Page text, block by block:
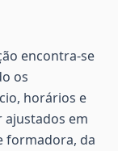
encontra-se
os
horários e
ajustados em
formadora, da